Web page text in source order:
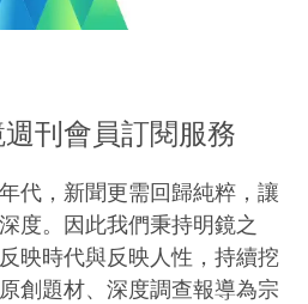
刊會員訂閱服務
代，新聞更需回歸純粹，讓
度。因此我們秉持明鏡之
映時代與反映人性，持續挖
創題材、深度調查報導為宗